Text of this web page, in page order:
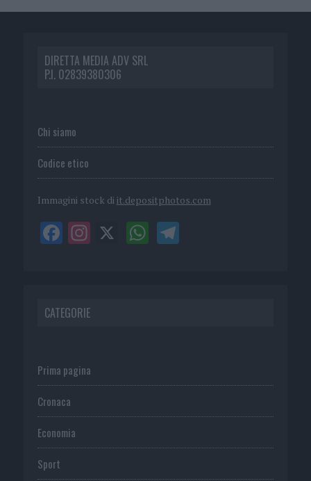
DIRETTA MEDIA ADV SRL
P.I. 02839380306
Chi siamo
Codice etico
Immagini stock di it.depositphotos.com
CATEGORIE
Prima pagina
Cronaca
Economia
Sport